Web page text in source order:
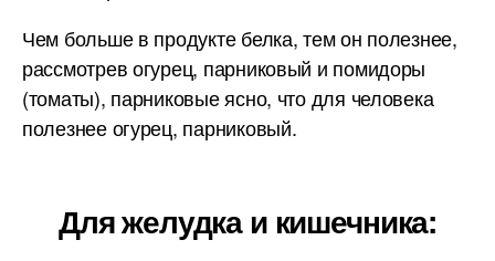
Чем больше в продукте белка, тем он полезнее,
рассмотрев огурец, парниковый и помидоры
(томаты), парниковые ясно, что для человека
полезнее огурец, парниковый.
Для желудка и кишечника: